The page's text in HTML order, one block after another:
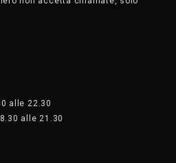
alle 22.30
alle 21.30